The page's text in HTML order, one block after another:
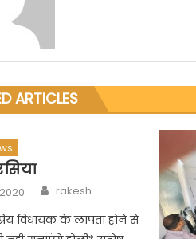
ARTICLES
Author
rakesh
विधायक के लापता होने से